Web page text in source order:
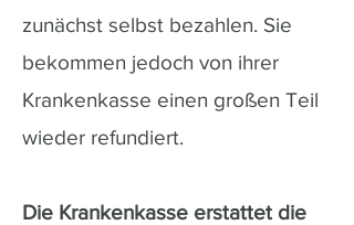
zunächst selbst bezahlen. Sie
bekommen jedoch von ihrer
Krankenkasse einen großen Teil
wieder refundiert.
Die Krankenkasse erstattet die